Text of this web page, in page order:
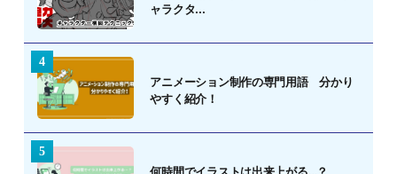
ャラクタ...
アニメーション制作の専門用語 分かり
やすく紹介！
何時間でイラストは出来上がる…？